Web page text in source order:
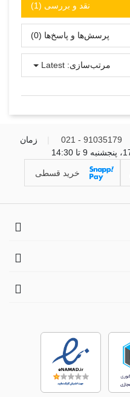
نقد و بررسی‌‌ (1)
پرسش‌ها و پاسخ‌ها (0)
مرتب‌سازی: Latest
91035179 - 021
زمان
خرید قسطی